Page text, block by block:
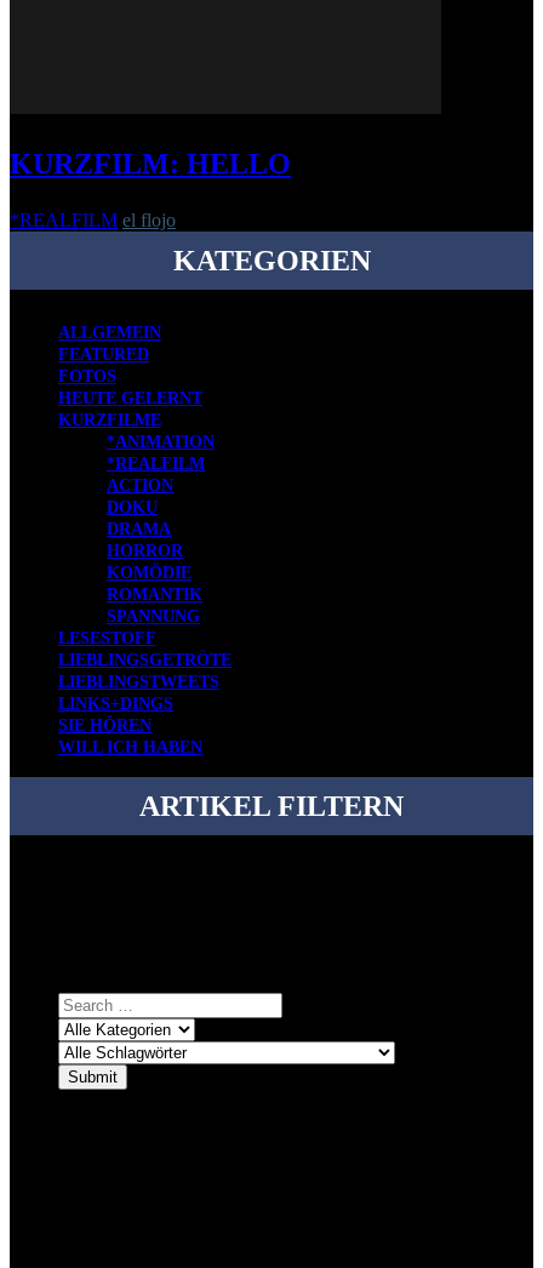
KURZFILM: HELLO
*REALFILM el flojo
KATEGORIEN
ALLGEMEIN
FEATURED
FOTOS
HEUTE GELERNT
KURZFILME
*ANIMATION
*REALFILM
ACTION
DOKU
DRAMA
HORROR
KOMÖDIE
ROMANTIK
SPANNUNG
LESESTOFF
LIEBLINGSGETRÖTE
LIEBLINGSTWEETS
LINKS+DINGS
SIE HÖREN
WILL ICH HABEN
ARTIKEL FILTERN